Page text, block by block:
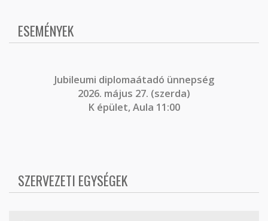
ESEMÉNYEK
Jubileumi diplomaátadó ünnepség
2026. május 27. (szerda)
K épület, Aula 11:00
SZERVEZETI EGYSÉGEK